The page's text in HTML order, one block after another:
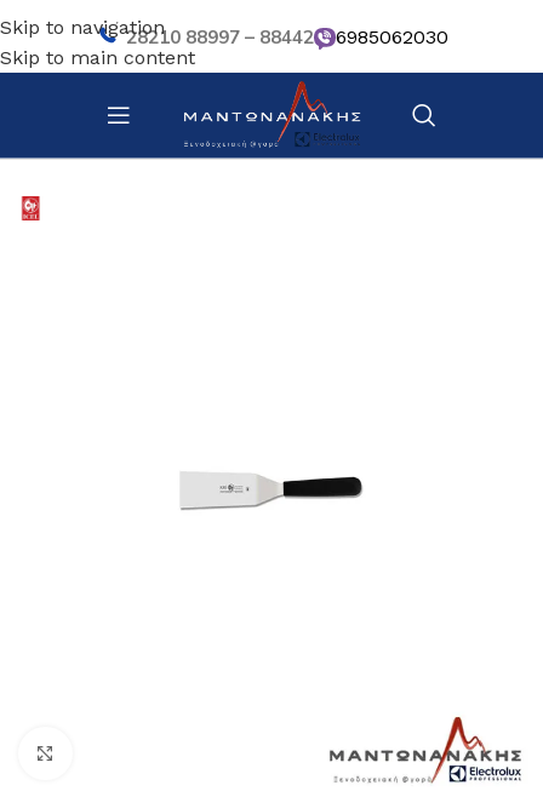
Skip to navigation
Skip to main content
28210 88997 – 88442 6985062030
Αρχική σελίδα/